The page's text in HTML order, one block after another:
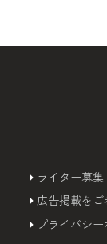
ライター募集
広告掲載を
プライバシ